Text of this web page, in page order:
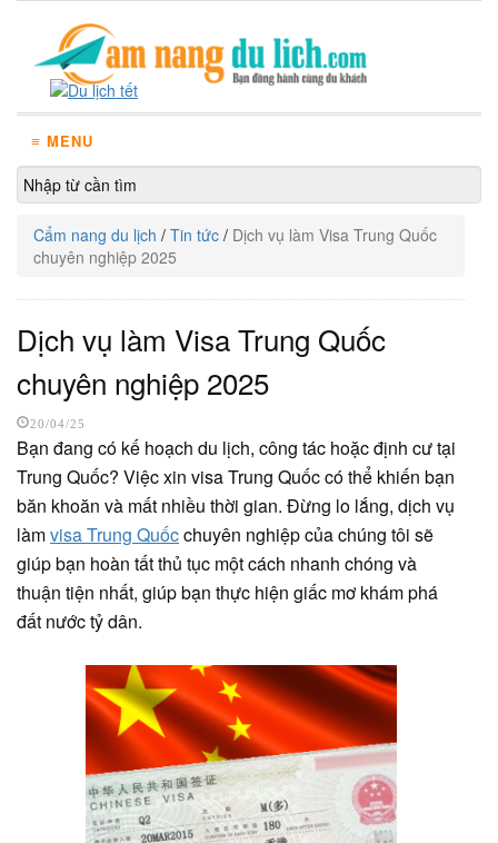
≡ MENU
Cẩm nang du lịch / Tin tức / Dịch vụ làm Visa Trung Quốc
chuyên nghiệp 2025
Dịch vụ làm Visa Trung Quốc
chuyên nghiệp 2025
20/04/25
Bạn đang có kế hoạch du lịch, công tác hoặc định cư tại
Trung Quốc? Việc xin visa Trung Quốc có thể khiến bạn
băn khoăn và mất nhiều thời gian. Đừng lo lắng, dịch vụ
làmvisa Trung Quốcchuyên nghiệp của chúng tôi sẽ
giúp bạn hoàn tất thủ tục một cách nhanh chóng và
thuận tiện nhất, giúp bạn thực hiện giấc mơ khám phá
đất nước tỷ dân.